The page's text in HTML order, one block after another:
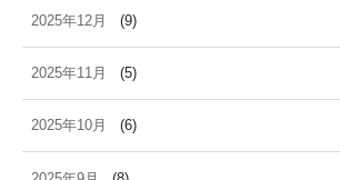
2025年12月 (9)
2025年11月 (5)
2025年10月 (6)